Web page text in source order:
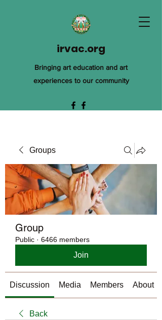
irvac.org
Bringing art education and art
experiences to our community
Groups
Group
Public · 6466 members
Join
Discussion Media Members About
Back